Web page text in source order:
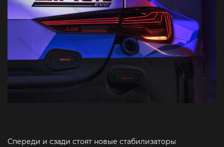
Спереди и сзади стоят новые стабилизаторы